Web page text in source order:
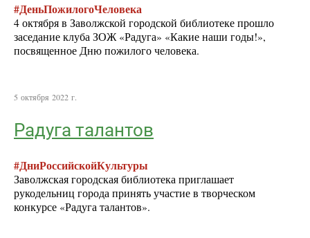
#ДеньПожилогоЧеловека
4 октября в Заволжской городской библиотеке прошло
заседание клуба ЗОЖ «Радуга» «Какие наши годы!»,
посвященное Дню пожилого человека.
5 октября 2022 г.
Радуга талантов
#ДниРоссийскойКультуры
Заволжская городская библиотека приглашает
рукодельниц города принять участие в творческом
конкурсе «Радуга талантов».